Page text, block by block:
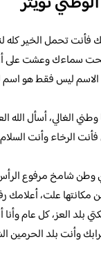
فأنت تحمل الخير كله
سماءك وعشت على
الاسم ليس فقط هو
الغالي، أسأل
الرخاء وأنت
وطن شامخ مرفوع
مكانتها علت،
بلد العز، كل عام
وأنت بلد الحرمين